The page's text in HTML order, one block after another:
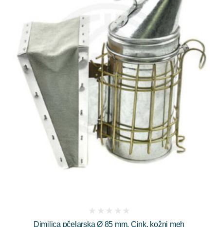
Dimilica pčelarska Ø 85 mm, Cink, kožni meh
reviews)